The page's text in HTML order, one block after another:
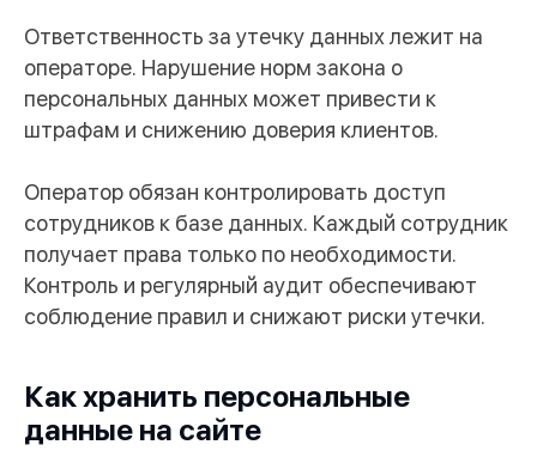
Ответственность за утечку данных лежит на
операторе. Нарушение норм закона о
персональных данных может привести к
штрафам и снижению доверия клиентов.
Оператор обязан контролировать доступ
сотрудников к базе данных. Каждый сотрудник
получает права только по необходимости.
Контроль и регулярный аудит обеспечивают
соблюдение правил и снижают риски утечки.
Как хранить персональные
данные на сайте
и GDPR?
Оставьте заявку — специалисты Ravix Group
проанализируют формы сбора данных и помогут
устранить риски.
Я соглашаюсь с правилами обработки
данных и политикой конфиденциальности